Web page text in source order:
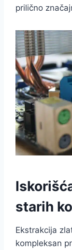
prilično
starih
Ekstrakcija
kompleksan